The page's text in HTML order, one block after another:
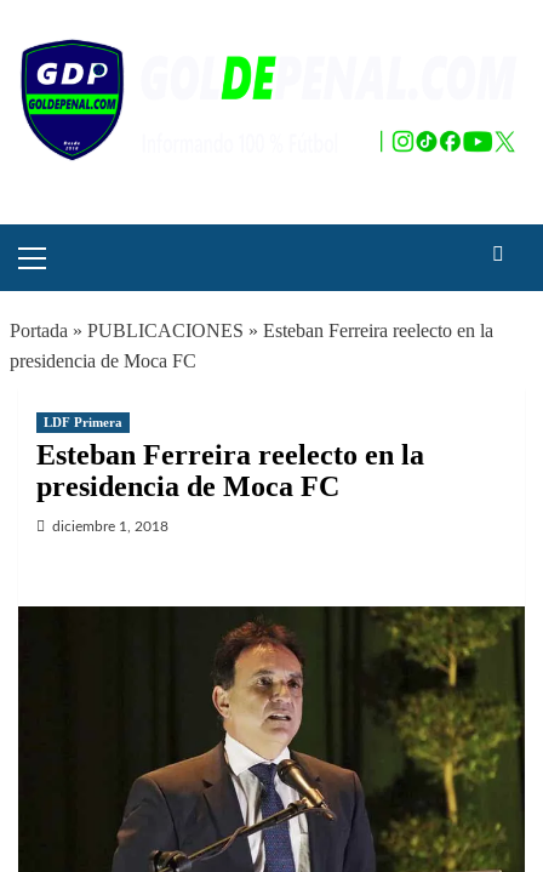
contenido
principal
Portada » PUBLICACIONES » Esteban Ferreira reelecto en la
presidencia de Moca FC
LDF Primera
Esteban Ferreira reelecto en la
presidencia de Moca FC
diciembre 1, 2018